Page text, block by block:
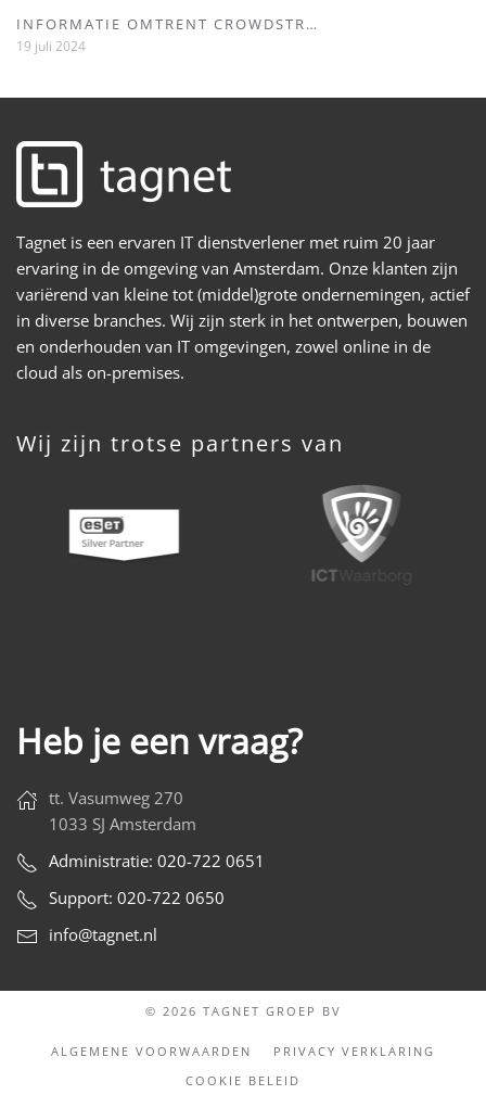
INFORMATIE OMTRENT CROWDSTR…
19 juli 2024
Tagnet is een ervaren IT dienstverlener met ruim 20 jaar
ervaring in de omgeving van Amsterdam. Onze klanten zijn
variërend van kleine tot (middel)grote ondernemingen, actief
in diverse branches. Wij zijn sterk in het ontwerpen, bouwen
en onderhouden van IT omgevingen, zowel online in de
cloud als on-premises.
Wij zijn trotse partners van
Heb je een vraag?
tt. Vasumweg 270
1033 SJ Amsterdam
Administratie: 020-722 0651
Support: 020-722 0650
info@tagnet.nl
© 2026 TAGNET GROEP BV
ALGEMENE VOORWAARDEN
PRIVACY VERKLARING
COOKIE BELEID